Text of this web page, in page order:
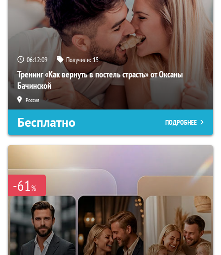
06:12:08 Получили:15
Тренинг «Как вернуть в постель страсть» от Оксаны
Бачинской
Россия
Бесплатно ПОДРОБНЕЕ
-61%